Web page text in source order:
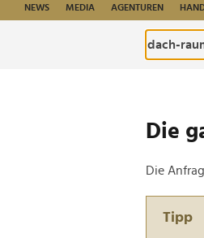
NEWS MEDIA AGENTUREN
Die
Die
Tipp